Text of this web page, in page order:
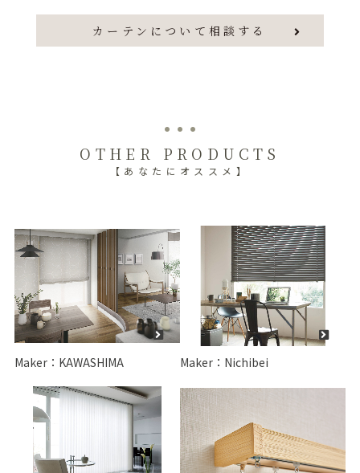
カーテンについて相談する
OTHER PRODUCTS
【あなたにオススメ】
Maker：KAWASHIMA Maker：Nichibei